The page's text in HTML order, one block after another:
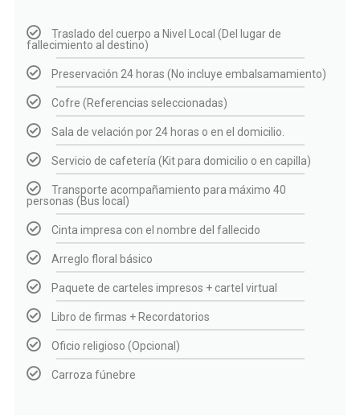
Traslado del cuerpo a Nivel Local (Del lugar de
fallecimiento al destino)
Preservación 24 horas (No incluye embalsamamiento)
Cofre (Referencias seleccionadas)
Sala de velación por 24 horas o en el domicilio.
Servicio de cafetería (Kit para domicilio o en capilla)
Transporte acompañamiento para máximo 40
personas (Bus local)
Cinta impresa con el nombre del fallecido
Arreglo floral básico
Paquete de carteles impresos + cartel virtual
Libro de firmas + Recordatorios
Oficio religioso (Opcional)
Carroza fúnebre